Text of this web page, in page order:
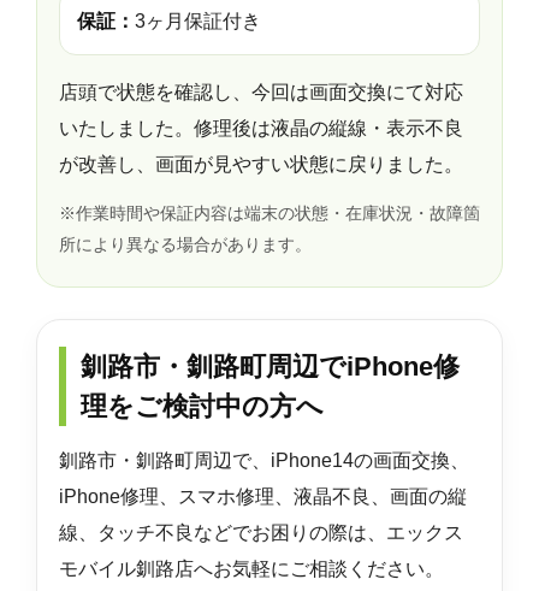
保証： 3ヶ月保証付き
店頭で状態を確認し、今回は画面交換にて対応
いたしました。修理後は液晶の縦線・表示不良
が改善し、画面が見やすい状態に戻りました。
※作業時間や保証内容は端末の状態・在庫状況・故障箇
所により異なる場合があります。
釧路市・釧路町周辺でiPhone修
理をご検討中の方へ
釧路市・釧路町周辺で、iPhone14の画面交換、
iPhone修理、スマホ修理、液晶不良、画面の縦
線、タッチ不良などでお困りの際は、エックス
モバイル釧路店へお気軽にご相談ください。